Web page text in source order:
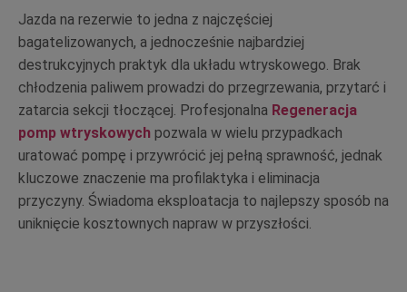
Jazda na rezerwie to jedna z najczęściej
bagatelizowanych, a jednocześnie najbardziej
destrukcyjnych praktyk dla układu wtryskowego. Brak
chłodzenia paliwem prowadzi do przegrzewania, przytarć i
zatarcia sekcji tłoczącej. Profesjonalna Regeneracja
pomp wtryskowych pozwala w wielu przypadkach
uratować pompę i przywrócić jej pełną sprawność, jednak
kluczowe znaczenie ma profilaktyka i eliminacja
przyczyny. Świadoma eksploatacja to najlepszy sposób na
uniknięcie kosztownych napraw w przyszłości.